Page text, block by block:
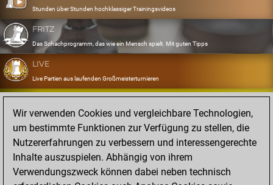
Stunden über Stunden hochklassiger Trainingsvideos
FRITZ
Das Schachprogramm, das wie ein Mensch spielt. Mit guten Tipps
LIVE
Live Partien aus laufenden Großmeisterturnieren
OPENINGS
Erfassen und Üben Sie Ihr Eröffnungsrepertoire
DATABASE
Acht Millionen starke Partien
MYGAMES
Speichern und analysieren Sie eigene Partien in der Cloud
Wir verwenden Cookies und vergleichbare Technologien,
um bestimmte Funktionen zur Verfügung zu stellen, die
Nutzererfahrungen zu verbessern und interessengerechte
Inhalte auszuspielen. Abhängig von ihrem
Verwendungszweck können dabei neben technisch